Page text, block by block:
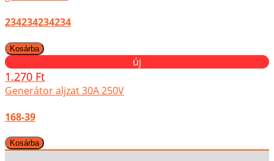
234234234234
új
1.270 Ft
Generátor aljzat 30A 250V
168-39